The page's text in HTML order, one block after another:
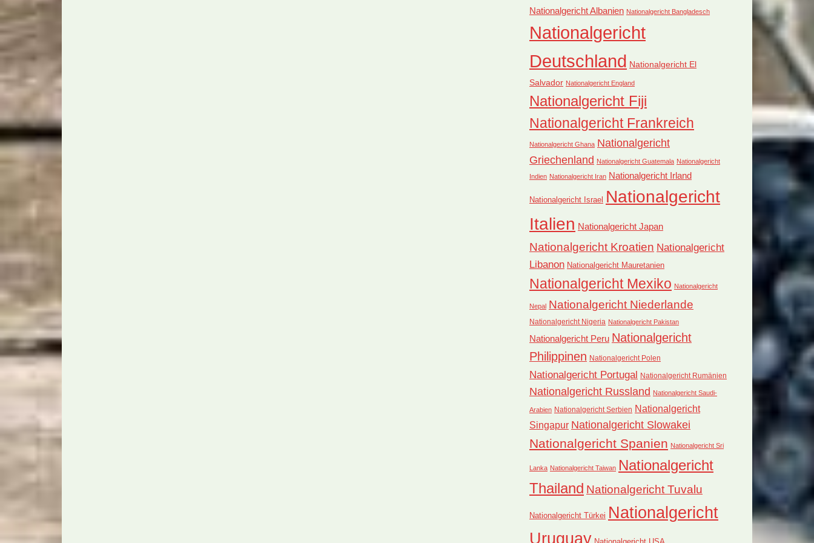
Nationalgericht Albanien Nationalgericht Bangladesch
Nationalgericht
Deutschland Nationalgericht El
Salvador Nationalgericht England
Nationalgericht Fiji
Nationalgericht Frankreich
Nationalgericht Ghana Nationalgericht
Griechenland Nationalgericht Guatemala Nationalgericht
Indien Nationalgericht Iran Nationalgericht Irland
Nationalgericht Israel Nationalgericht
Italien Nationalgericht Japan
Nationalgericht Kroatien Nationalgericht
Libanon Nationalgericht Mauretanien
Nationalgericht Mexiko Nationalgericht
Nepal Nationalgericht Niederlande
Nationalgericht Nigeria Nationalgericht Pakistan
Nationalgericht Peru Nationalgericht
Philippinen Nationalgericht Polen
Nationalgericht Portugal Nationalgericht Rumänien
Nationalgericht Russland Nationalgericht Saudi-
Arabien Nationalgericht Serbien Nationalgericht
Singapur Nationalgericht Slowakei
Nationalgericht Spanien Nationalgericht Sri
Lanka Nationalgericht Taiwan Nationalgericht
Thailand Nationalgericht Tuvalu
Nationalgericht Türkei Nationalgericht
Uruguay